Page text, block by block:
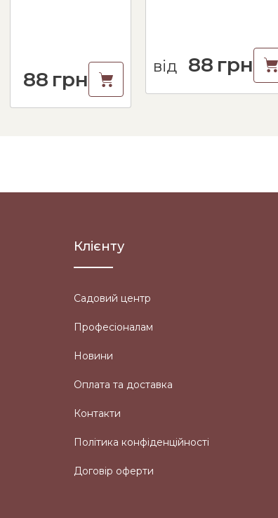
88 грн
від 88 грн
Клієнту
Садовий центр
Професіоналам
Новини
Оплата та доставка
Контакти
Політика конфіденційності
Договір оферти